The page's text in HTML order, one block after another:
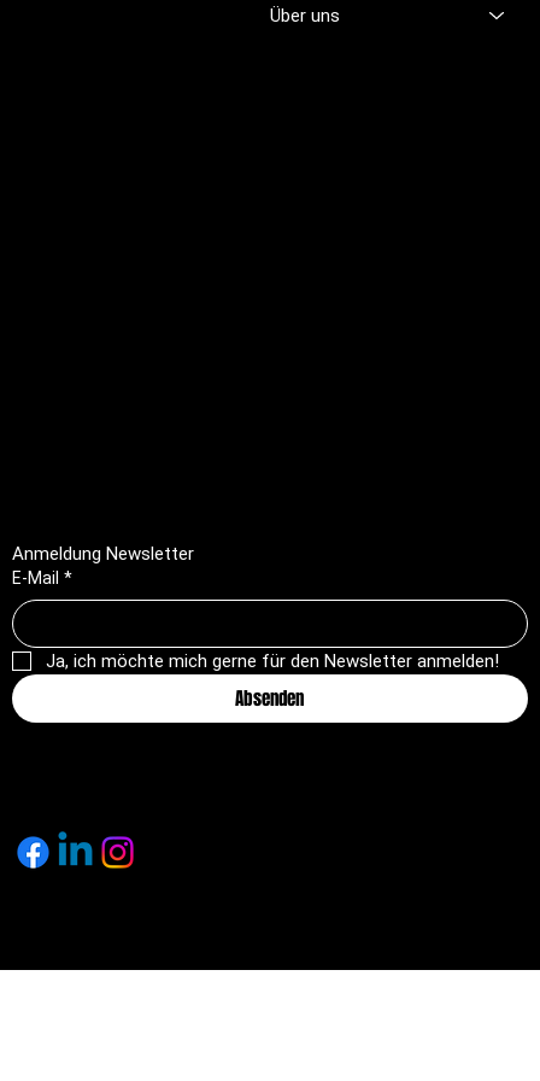
Über uns
Anmeldung Newsletter
E-Mail *
Ja, ich möchte mich gerne für den Newsletter anmelden!
Absenden